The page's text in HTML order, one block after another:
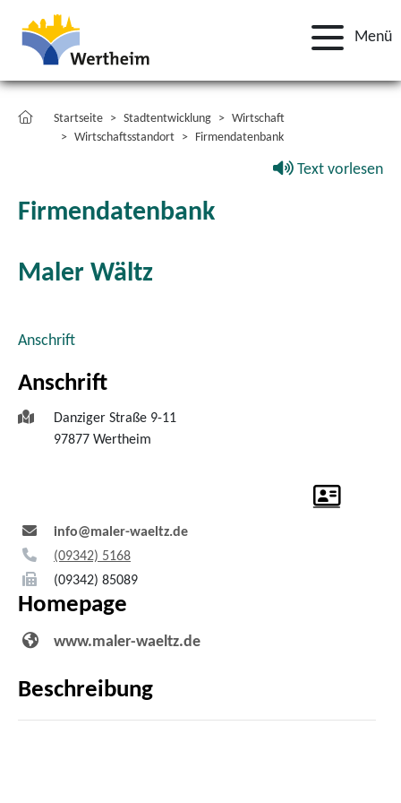
Menü
Startseite Stadtentwicklung
Wirtschaft
Wirtschaftsstandort
Firmendatenbank
Text vorlesen
Firmendatenbank
Maler Wältz
Anschrift
Anschrift
Danziger Straße 9-11
97877 Wertheim
info@maler-waeltz.de
(09342) 5168
(09342) 85089
Homepage
www.maler-waeltz.de
Beschreibung